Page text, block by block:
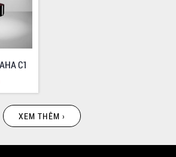
C1
UPRIGHT PIANO YAMAHA JU
C1
XEM THÊM ›